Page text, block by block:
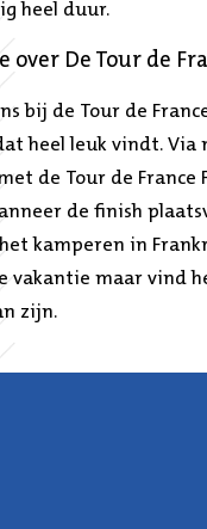
heel duur.
over De Tour de
bij de Tour de
heel leuk vindt. Via
de Tour de France
de finish
kamperen in
vakantie maar vind
zijn.